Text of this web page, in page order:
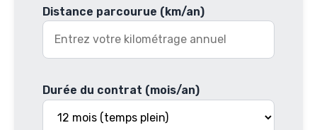
Distance parcourue (km/an)
Durée du contrat (mois/an)